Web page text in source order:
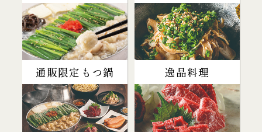
通販限定もつ鍋 逸品料理